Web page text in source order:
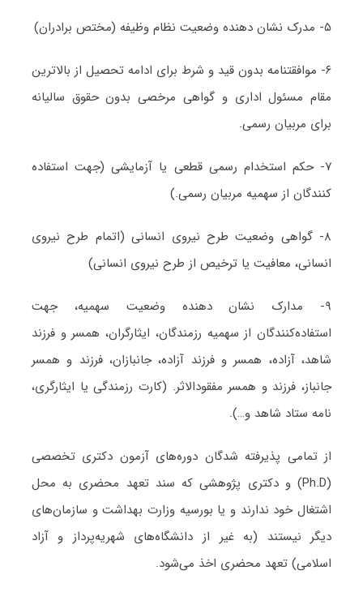
۵- مدرک نشان دهنده وضعیت نظام وظیفه (مختص برادران)
۶- موافقتنامه بدون قید و شرط برای ادامه تحصیل از بالاترین
مقام مسئول اداری و گواهی مرخصی بدون حقوق سالیانه
برای مربیان رسمی.
۷- حکم استخدام رسمی قطعی یا آزمایشی (جهت استفاده
کنندگان از سهمیه مربیان رسمی.)
۸- گواهی وضعیت طرح نیروی انسانی (اتمام طرح نیروی
انسانی، معافیت یا ترخیص از طرح نیروی انسانی)
۹- مدارک نشان دهنده وضعیت سهمیه، جهت
استفاده‌کنندگان از سهمیه رزمندگان، ایثارگران، همسر و فرزند
شاهد، آزاده، همسر و فرزند آزاده، جانبازان، فرزند و همسر
جانباز، فرزند و همسر مفقودالاثر. (کارت رزمندگی یا ایثارگری،
نامه ستاد شاهد و…).
از تمامی پذیرفته شدگان دوره‌های آزمون دکتری تخصصی
(Ph.D) و دکتری پژوهشی که سند تعهد محضری به محل
اشتغال خود ندارند و یا بورسیه وزارت بهداشت و سازمان‌های
دیگر نیستند (به غیر از دانشگاه‌های شهریه‌پرداز و آزاد
اسلامی) تعهد محضری اخذ می‌شود.